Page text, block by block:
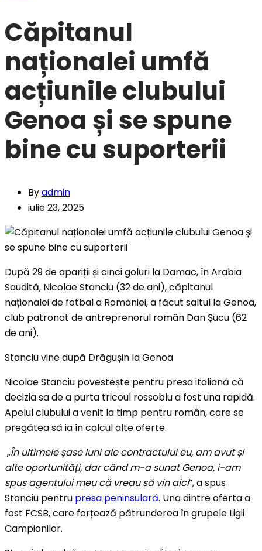
Căpitanul
naționalei umfă
acțiunile clubului
Genoa și se spune
bine cu suporterii
Byadmin
iulie 23, 2025
După 29 de apariții și cinci goluri la Damac, în Arabia
Saudită, Nicolae Stanciu (32 de ani), căpitanul
naționalei de fotbal a României, a făcut saltul la Genoa,
club patronat de antreprenorul român Dan Șucu (62
de ani).
Stanciu vine după Drăgușin la Genoa
Nicolae Stanciu povestește pentru presa italiană că
decizia sa de a purta tricoul rossoblu a fost una rapidă.
Apelul clubului a venit la timp pentru român, care se
pregătea să ia în calcul alte oferte.
„În ultimele șase luni ale contractului eu, am avut și
alte oportunități, dar când m-a sunat Genoa, i-am
spus agentului meu că vreau să vin aici”, a spus
Stanciu pentru presa peninsulară. Una dintre oferta a
fost FCSB, care forțează pătrunderea în grupele Ligii
Campionilor.